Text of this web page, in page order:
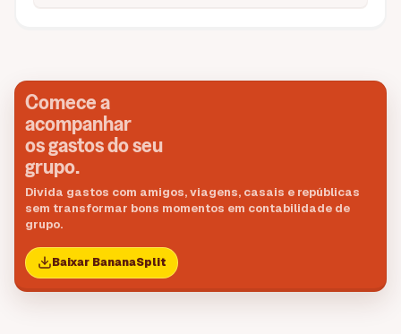
Comece a
acompanhar
os gastos do seu
grupo.
Divida gastos com amigos, viagens, casais e repúblicas
sem transformar bons momentos em contabilidade de
grupo.
Baixar BananaSplit